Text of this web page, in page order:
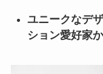
ユニークなデ
ション愛好家